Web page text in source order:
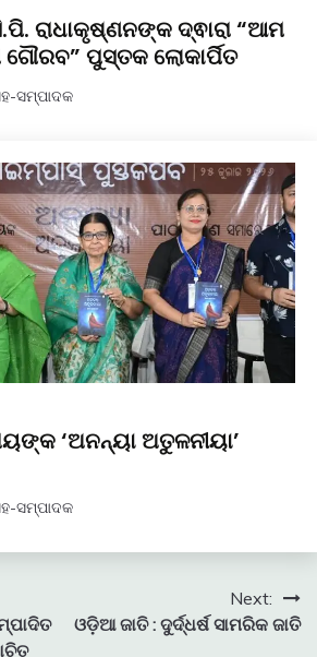
ରାଧାକୃଷ୍ଣନଙ୍କ ଦ୍ଵାରା “ଆମ
ପୁସ୍ତକ ଲୋକାର୍ପିତ
ସମ୍ପାଦକ
‘ଅନନ୍ୟା ଅତୁଳନୀୟା’
ସମ୍ପାଦକ
Next:
ଓଡ଼ିଆ ଜାତି : ଦୁର୍ଦ୍ଧର୍ଷ ସାମରିକ ଜାତି